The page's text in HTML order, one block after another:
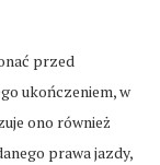
przed
ukończeniem, w
ono również
prawa jazdy,